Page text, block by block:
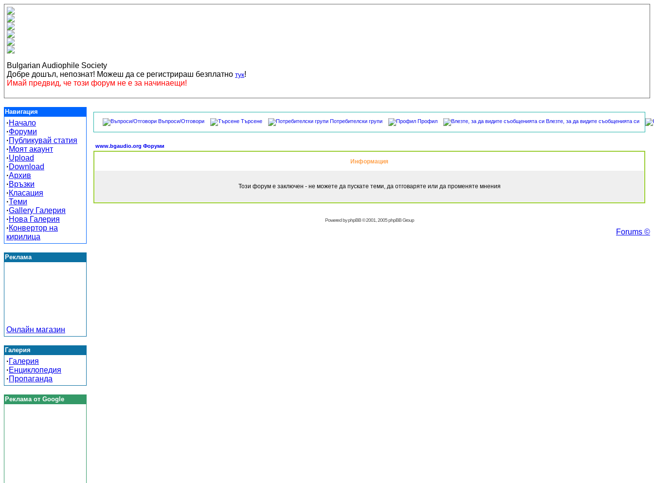
Bulgarian Audiophile Society
Добре дошъл, непознат! Можеш да се регистрираш безплатно тук!
Имай предвид, че този форум не е за начинаещи!
Навигация
·Начало
·Форуми
·Публикувай статия
·Моят акаунт
·Upload
·Download
·Архив
·Връзки
·Класация
·Теми
·Gallery Галерия
·Нова Галерия
·Конвертор на
кирилица
Реклама
Онлайн магазин
Галерия
·Галерия
·Енциклопедия
·Пропаганда
Реклама от Google
Въпроси/Отговори Търсене Потребителски групи Профил Влезте, за да видите съобщенията си
www.bgaudio.org Форуми
Информация
Този форум е заключен - не можете да пускате теми, да отговаряте или да променяте мнения
Powered byphpBB© 2001, 2005 phpBB Group
Forums ©